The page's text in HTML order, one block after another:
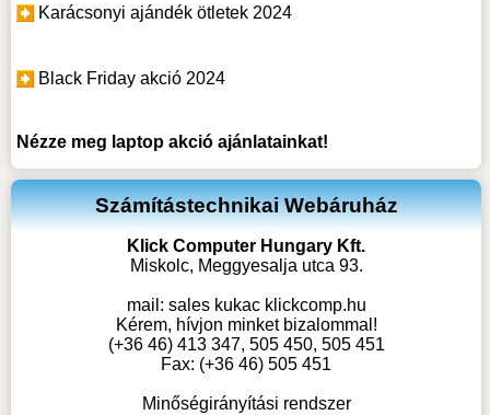
Karácsonyi ajándék ötletek 2024
Black Friday akció 2024
Nézze meg laptop akcióajánlatainkat!
Számítástechnikai Webáruház
Klick Computer Hungary Kft.
Miskolc, Meggyesalja utca 93.
mail: sales kukac klickcomp.hu
Kérem, hívjon minket bizalommal!
(+36 46) 413 347, 505 450, 505 451
Fax: (+36 46) 505 451
Minőségirányítási rendszer